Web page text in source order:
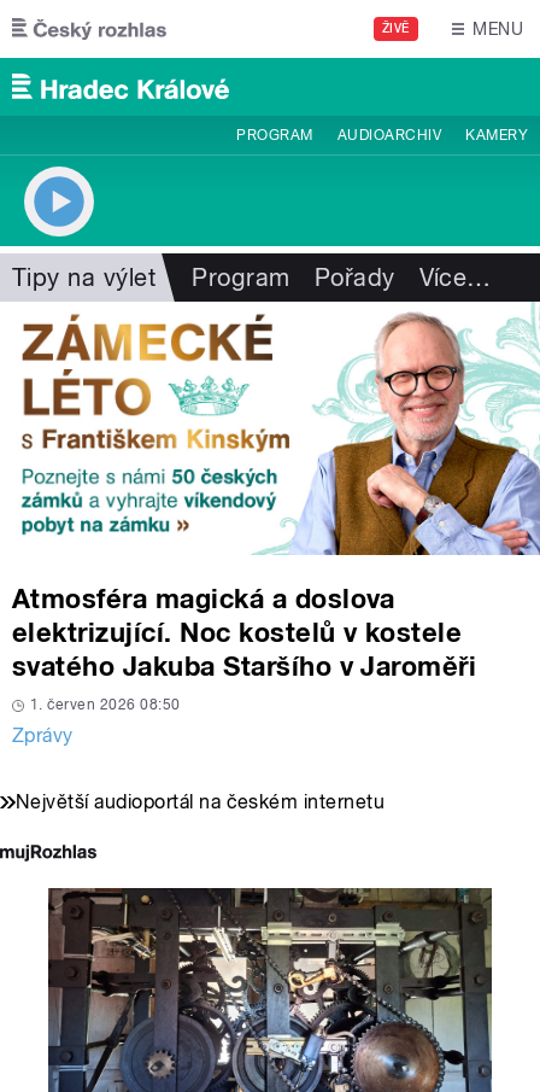
Přejít k hlavnímu obsahu
ŽIVĚ MENU
PROGRAM AUDIOARCHIV KAMERY
Tipy na výlet Program Pořady Více…
Atmosféra magická a doslova
elektrizující. Noc kostelů v kostele
svatého Jakuba Staršího v Jaroměři
1. červen 2026 08:50
Zprávy
Největší audioportál na českém internetu